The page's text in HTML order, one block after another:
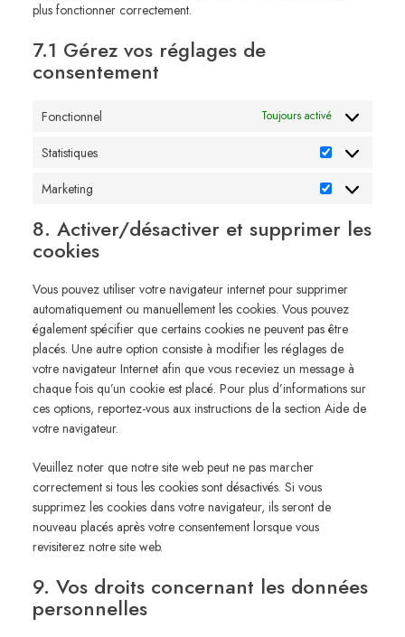
plus fonctionner correctement.
7.1 Gérez vos réglages de
consentement
Fonctionnel Toujours activé
Statistiques
Statistiques
Marketing
Marketing
8. Activer/désactiver et supprimer les
cookies
Vous pouvez utiliser votre navigateur internet pour supprimer
automatiquement ou manuellement les cookies. Vous pouvez
également spécifier que certains cookies ne peuvent pas être
placés. Une autre option consiste à modifier les réglages de
votre navigateur Internet afin que vous receviez un message à
chaque fois qu’un cookie est placé. Pour plus d’informations sur
ces options, reportez-vous aux instructions de la section Aide de
votre navigateur.
Veuillez noter que notre site web peut ne pas marcher
correctement si tous les cookies sont désactivés. Si vous
supprimez les cookies dans votre navigateur, ils seront de
nouveau placés après votre consentement lorsque vous
revisiterez notre site web.
9. Vos droits concernant les données
personnelles